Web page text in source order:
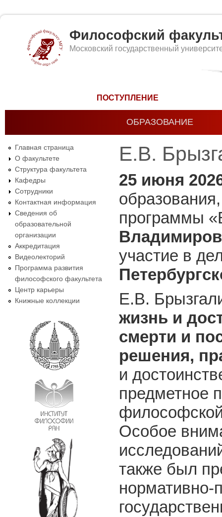
Философский
Московский государственный
ПОСТУПЛЕНИЕ
ОБРАЗОВАНИЕ
Главная страница
О факультете
Структура факультета
Кафедры
Сотрудники
Контактная информация
Сведения об
образовательной
организации
Аккредитация
Видеолекторий
Программа развития
философского факультета
Центр карьеры
Книжные коллекции
Е.В.
25 июня
программы
участие в
Е.В.
жизнь и
смерти и
решения,
и
предметное
Особое
также был
нормативно-